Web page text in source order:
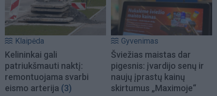
Klaipėda
Kelininkai gali
patriukšmauti naktį:
remontuojama svarbi
eismo arterija (3)
Gyvenimas
Šviežias maistas dar
pigesnis: įvardijo senų ir
naujų įprastų kainų
skirtumus „Maximoje“